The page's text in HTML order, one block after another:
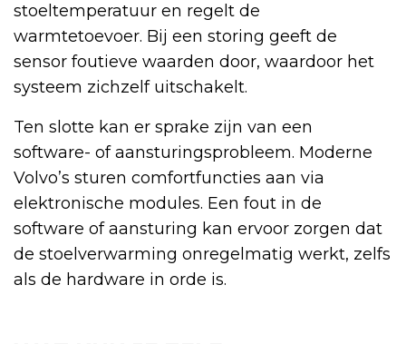
stoeltemperatuur en regelt de
warmtetoevoer. Bij een storing geeft de
sensor foutieve waarden door, waardoor het
systeem zichzelf uitschakelt.
Ten slotte kan er sprake zijn van een
software- of aansturingsprobleem. Moderne
Volvo’s sturen comfortfuncties aan via
elektronische modules. Een fout in de
software of aansturing kan ervoor zorgen dat
de stoelverwarming onregelmatig werkt, zelfs
als de hardware in orde is.